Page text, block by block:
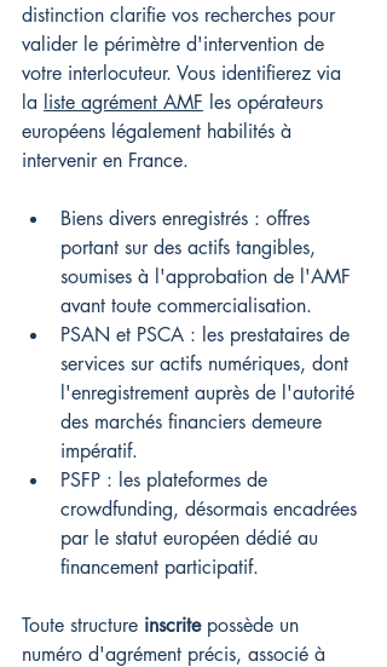
distinction clarifie vos recherches pour
valider le périmètre d'intervention de
votre interlocuteur. Vous identifierez via
la liste agrément AMF les opérateurs
européens légalement habilités à
intervenir en France.
Biens divers enregistrés : offres
portant sur des actifs tangibles,
soumises à l'approbation de l'AMF
avant toute commercialisation.
PSAN et PSCA : les prestataires de
services sur actifs numériques, dont
l'enregistrement auprès de l'autorité
des marchés financiers demeure
impératif.
PSFP : les plateformes de
crowdfunding, désormais encadrées
par le statut européen dédié au
financement participatif.
Toute structure inscrite possède un
numéro d'agrément précis, associé à